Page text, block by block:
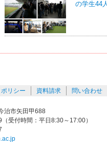
の学生44
リシー 資料請求 問い合わせ
治市矢田甲688
受付時間：平日8:30～17:00）